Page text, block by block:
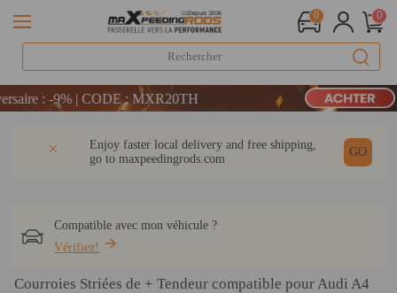
0 0
LIVRAISON GRATUITE À DOMICILE - FR
: -9% | CODE : MXR20TH
LIVRAISON GRATUITE À DOMICILE - FR
Enjoy faster local delivery and free shipping,
go to maxpeedingrods.com
GO
Compatible avec mon véhicule ?
Vérifiez!
Courroies Striées de + Tendeur compatible pour Audi A4